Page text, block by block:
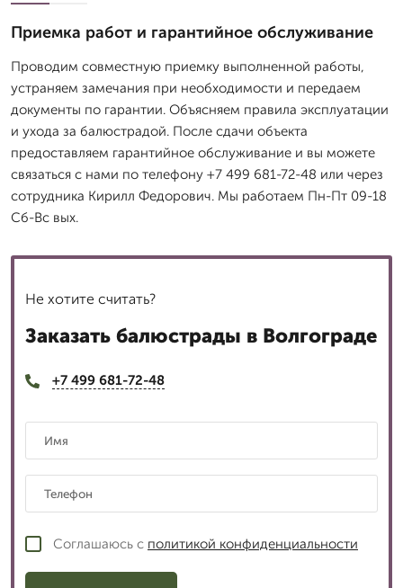
Приемка работ и гарантийное обслуживание
Проводим совместную приемку выполненной работы,
устраняем замечания при необходимости и передаем
документы по гарантии. Объясняем правила эксплуатации
и ухода за балюстрадой. После сдачи объекта
предоставляем гарантийное обслуживание и вы можете
связаться с нами по телефону +7 499 681-72-48 или через
сотрудника Кирилл Федорович. Мы работаем Пн-Пт 09-18
Сб-Вс вых.
Не хотите считать?
Заказать балюстрады в Волгограде
+7 499 681-72-48
Соглашаюсь с политикой конфиденциальности